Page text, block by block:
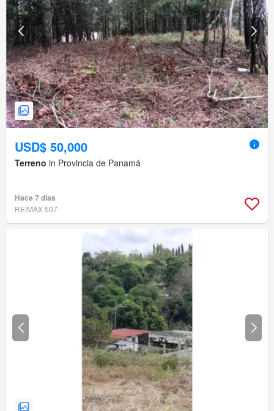
USD$ 50,000
Terreno in Provincia de Panamá
Hace 7 días
RE/MAX 507